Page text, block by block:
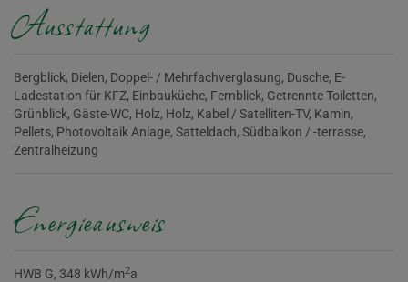
Ausstattung
Bergblick Dielen Doppel- / Mehrfachverglasung Dusche E-
Ladestation für KFZ Einbauküche Fernblick Getrennte Toiletten
Grünblick Gäste-WC Holz Holz Kabel / Satelliten-TV Kamin
Pellets Photovoltaik Anlage Satteldach Südbalkon / -terrasse
Zentralheizung
Energieausweis
HWB G, 348 kWh/m2a